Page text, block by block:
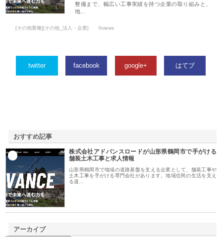
整備まで、幅広い工事実績を持つ企業の取り組みと、
地…
[その他業種][その他_法人・企業] 0views
twitter facebook google+ はてブ
おすすめ記事
株式会社アドバンスロードが山形県鶴岡市で手がける
舗装土木工事と求人情報
山形県鶴岡市で地域の道路基盤を支える企業として、舗装工事や
土木工事を手がける専門会社があります。地域住民の生活を支え
る道…
アーカイブ